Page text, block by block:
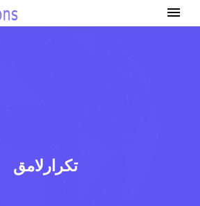
تكرارلامق